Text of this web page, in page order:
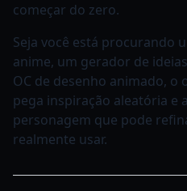
começar do zero.
Seja você está procurando
anime, um gerador de
OC de desenho animado, o
pega inspiração aleatória e
personagem que pode
realmente usar.